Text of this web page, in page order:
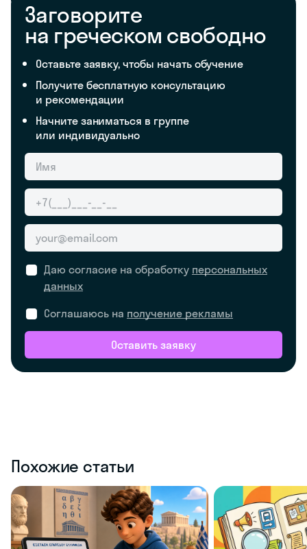
Заговорите
на греческом свободно
Оставьте заявку, чтобы начать обучение
Получите бесплатную консультацию
и рекомендации
Начните заниматься в группе
или индивидуально
Даю согласие на обработку персональных
данных
Соглашаюсь на получение рекламы
Оставить заявку
Похожие статьи